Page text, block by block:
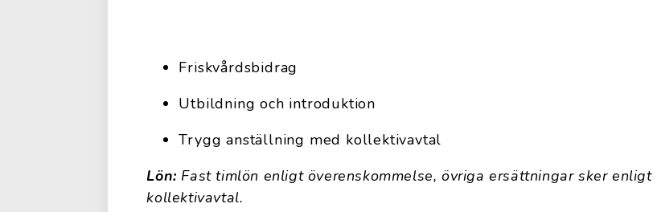
Friskvårdsbidrag
Utbildning och introduktion
Trygg anställning med kollektivavtal
Lön: Fast timlön enligt överenskommelse, övriga ersättningar sker enligt
kollektivavtal.